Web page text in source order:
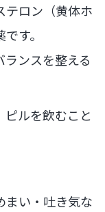
テロン（黄体ホ
す。
ンスを整える
ルを飲むこと
まい・吐き気な